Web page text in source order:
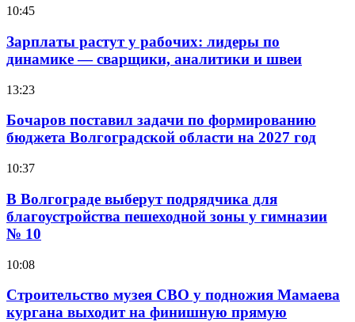
10:45
Зарплаты растут у рабочих: лидеры по
динамике — сварщики, аналитики и швеи
13:23
Бочаров поставил задачи по формированию
бюджета Волгоградской области на 2027 год
10:37
В Волгограде выберут подрядчика для
благоустройства пешеходной зоны у гимназии
№ 10
10:08
Строительство музея СВО у подножия Мамаева
кургана выходит на финишную прямую